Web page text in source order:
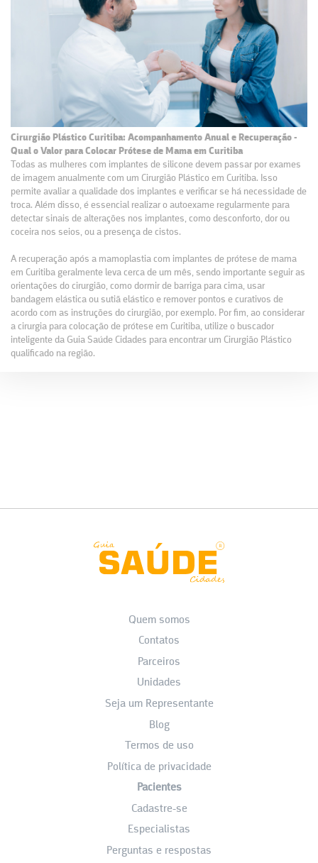
Cirurgião Plástico Curitiba: Acompanhamento Anual e Recuperação -
Qual o Valor para Colocar Prótese de Mama em Curitiba
Todas as mulheres com implantes de silicone devem passar por exames
de imagem anualmente com um Cirurgião Plástico em Curitiba. Isso
permite avaliar a qualidade dos implantes e verificar se há necessidade de
troca. Além disso, é essencial realizar o autoexame regularmente para
detectar sinais de alterações nos implantes, como desconforto, dor ou
coceira nos seios, ou a presença de cistos.
A recuperação após a mamoplastia com implantes de prótese de mama
em Curitiba geralmente leva cerca de um mês, sendo importante seguir as
orientações do cirurgião, como dormir de barriga para cima, usar
bandagem elástica ou sutiã elástico e remover pontos e curativos de
acordo com as instruções do cirurgião, por exemplo. Por fim, ao considerar
a cirurgia para colocação de prótese em Curitiba, utilize o buscador
inteligente da Guia Saúde Cidades para encontrar um Cirurgião Plástico
qualificado na região.
Quem somos
Contatos
Parceiros
Unidades
Seja um Representante
Blog
Termos de uso
Política de privacidade
Pacientes
Cadastre-se
Especialistas
Perguntas e respostas